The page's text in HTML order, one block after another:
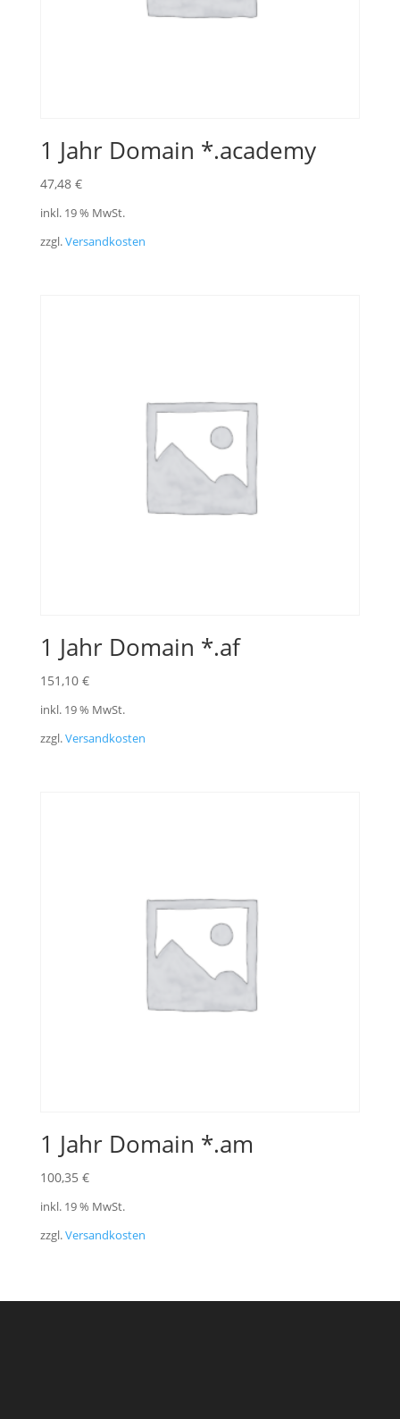
1 Jahr Domain *.academy
47,48 €
inkl. 19 % MwSt.
zzgl.Versandkosten
1 Jahr Domain *.af
151,10 €
inkl. 19 % MwSt.
zzgl.Versandkosten
1 Jahr Domain *.am
100,35 €
inkl. 19 % MwSt.
zzgl.Versandkosten